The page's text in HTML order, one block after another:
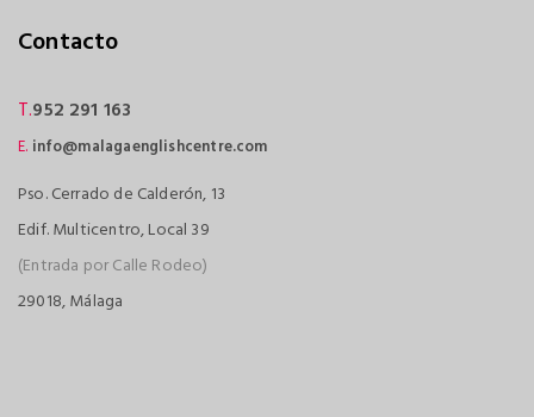
Contacto
T.952 291 163
E. info@malagaenglishcentre.com
Pso. Cerrado de Calderón, 13
Edif. Multicentro, Local 39
(Entrada por Calle Rodeo)
29018, Málaga